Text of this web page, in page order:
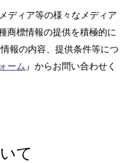
ディア等の様々なメディア
商標情報の提供を積極的に
報の内容、提供条件等につ
ーム』からお問い合わせく
て